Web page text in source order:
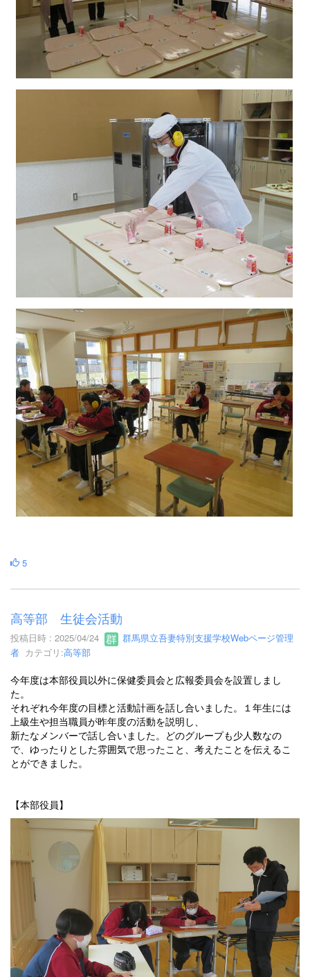
5
高等部 生徒会活動
投稿日時 : 2025/04/24
群馬県立吾妻特別支援学校Webページ管理
者 カテゴリ:高等部
今年度は本部役員以外に保健委員会と広報委員会を設置しまし
た。
それぞれ今年度の目標と活動計画を話し合いました。１年生には
上級生や担当職員が昨年度の活動を説明し、
新たなメンバーで話し合いました。どのグループも少人数なの
で、ゆったりとした雰囲気で思ったこと、考えたことを伝えるこ
とができました。
【本部役員】